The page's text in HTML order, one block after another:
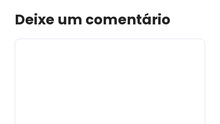
Deixe um comentário